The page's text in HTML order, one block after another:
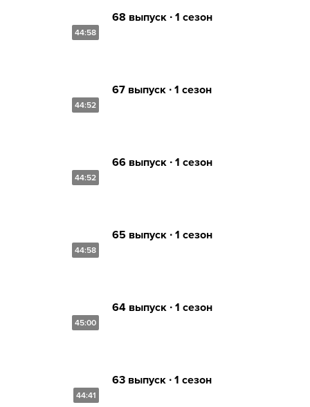
44:58
68 выпуск ∙ 1 сезон
44:52
67 выпуск ∙ 1 сезон
44:52
66 выпуск ∙ 1 сезон
44:58
65 выпуск ∙ 1 сезон
45:00
64 выпуск ∙ 1 сезон
44:41
63 выпуск ∙ 1 сезон